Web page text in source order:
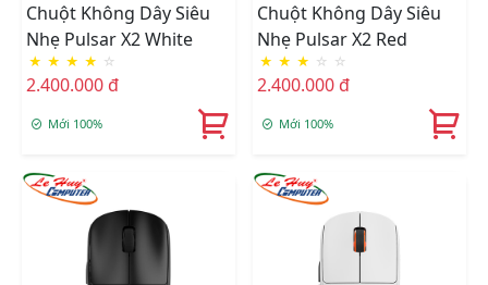
Chuột Không Dây Siêu
Nhẹ Pulsar X2 White
★ ★ ★ ★ ☆
2.400.000 đ
Mới 100%
Chuột Không Dây Siêu
Nhẹ Pulsar X2 Red
★ ★ ★ ☆ ☆
2.400.000 đ
Mới 100%